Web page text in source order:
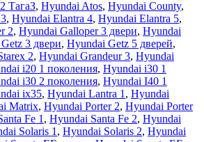
ТагаЗ, Hyundai Atos, Hyundai County,
, Hyundai Elantra 4, Hyundai Elantra 5,
2, Hyundai Galloper 3 двери, Hyundai
3 двери, Hyundai Getz 5 дверей,
2, Hyundai Grandeur 3, Hyundai
i20 1 поколения, Hyundai i30 1
i30 2 поколения, Hyundai I40 1
ix35, Hyundai Lantra 1 , Hyundai
Matrix, Hyundai Porter 2, Hyundai Porter
Fe 1 , Hyundai Santa Fe 2, Hyundai
Solaris 1 , Hyundai Solaris 2, Hyundai